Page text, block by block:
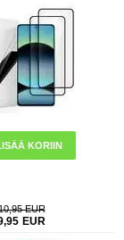
EUR
EUR